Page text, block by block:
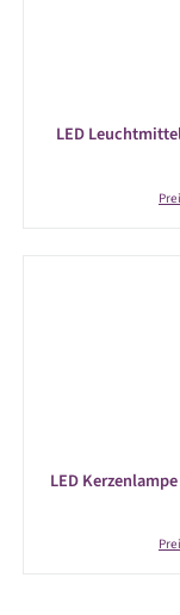
LED
LED